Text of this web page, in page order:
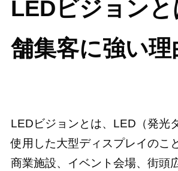
LEDビジョン
舗集客に強い理
LEDビジョンとは、LED（発光
使用した大型ディスプレイのこ
商業施設、イベント会場、街頭